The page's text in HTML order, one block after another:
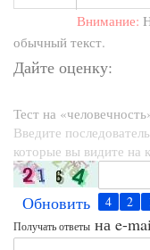
Внимание:
обычный текст.
Дайте оценку:
Тест на
Введите
которые вы видите на
Обновить
Получать ответы на e-